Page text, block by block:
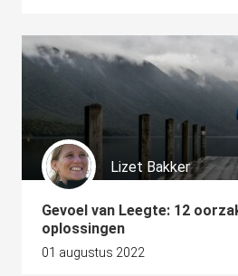
Lizet Bakker
Gevoel van Leegte: 12
oplossingen
01 augustus 2022
gebruikt
Hierdoor
website-
van